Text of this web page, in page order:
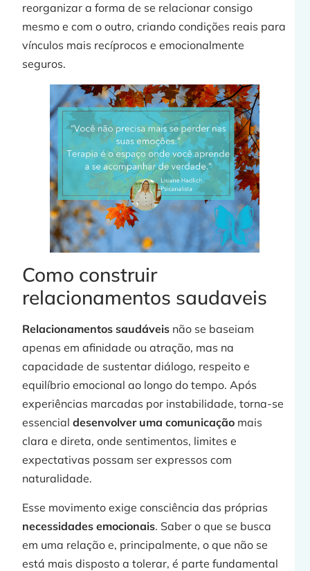
reorganizar a forma de se relacionar consigo
mesmo e com o outro, criando condições reais para
vínculos mais recíprocos e emocionalmente
seguros.
Como construir
relacionamentos saudaveis
Relacionamentos saudáveis não se baseiam
apenas em afinidade ou atração, mas na
capacidade de sustentar diálogo, respeito e
equilíbrio emocional ao longo do tempo. Após
experiências marcadas por instabilidade, torna-se
essencialdesenvolver uma comunicação mais
clara e direta, onde sentimentos, limites e
expectativas possam ser expressos com
naturalidade.
Esse movimento exige consciência das próprias
necessidades emocionais. Saber o que se busca
em uma relação e, principalmente, o que não se
está mais disposto a tolerar, é parte fundamental